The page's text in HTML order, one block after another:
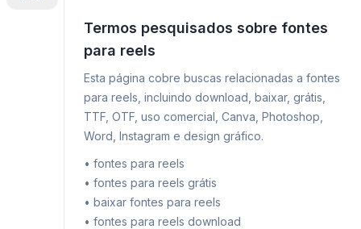
Termos pesquisados sobre fontes
para reels
Esta página cobre buscas relacionadas a fontes
para reels, incluindo download, baixar, grátis,
TTF, OTF, uso comercial, Canva, Photoshop,
Word, Instagram e design gráfico.
• fontes para reels
• fontes para reels grátis
• baixar fontes para reels
• fontes para reels download